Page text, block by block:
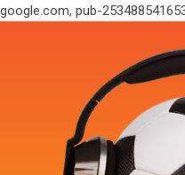
google.com, pub-